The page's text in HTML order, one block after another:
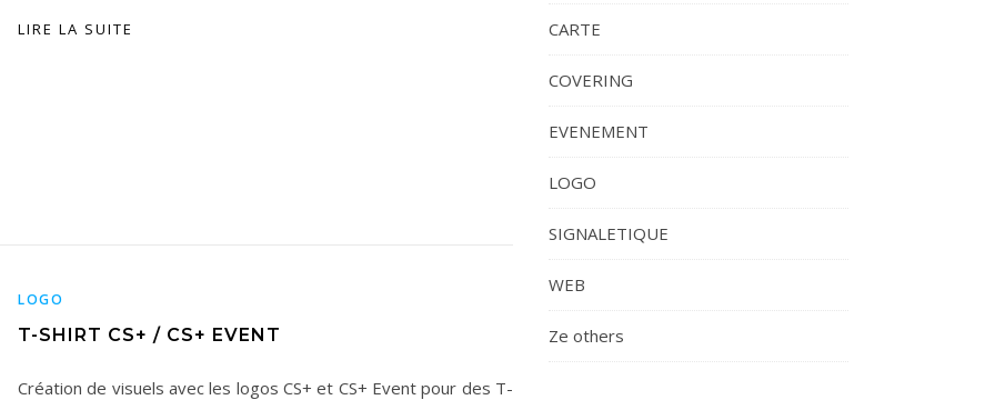
LIRE LA SUITE
LOGO
T-SHIRT CS+ / CS+ EVENT
Création de visuels avec les logos CS+ et CS+ Event pour des T-
CARTE
COVERING
EVENEMENT
LOGO
SIGNALETIQUE
WEB
Ze others